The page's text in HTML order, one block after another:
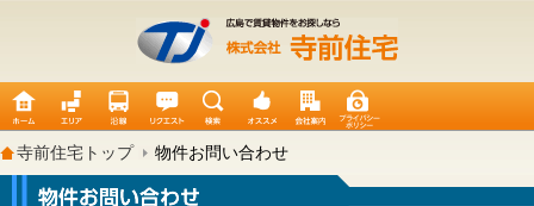
寺前住宅トップ 物件お問い合わせ